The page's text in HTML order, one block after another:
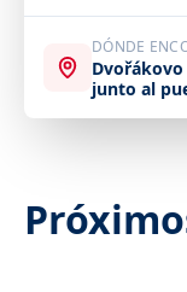
DÓNDE
junto al